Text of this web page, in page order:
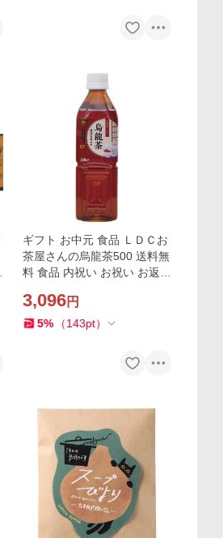
ギフト お中元 食品 ＬＤＣお
茶屋さんの烏龍茶500 送料無
料 食品 内祝い お祝い お返し
応
3,096円
5% （143pt）